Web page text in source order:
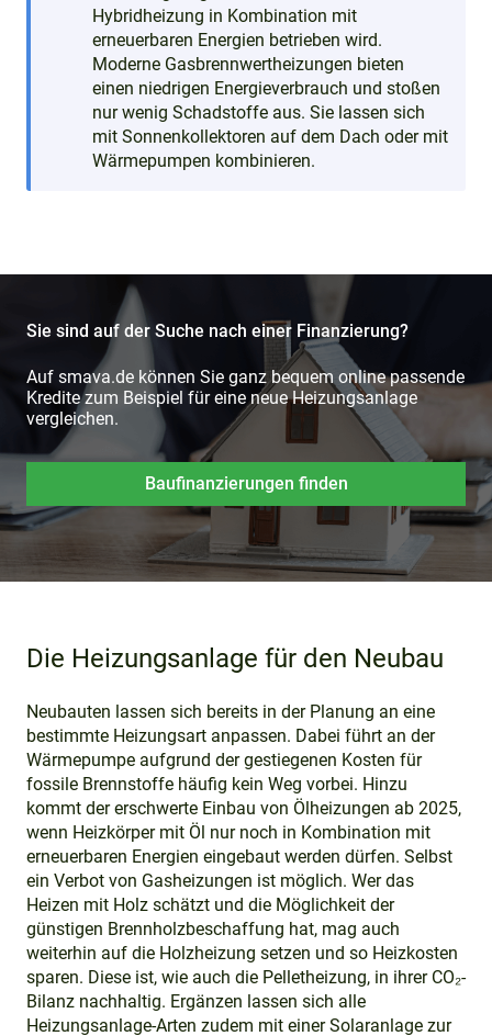
Hybridheizung in Kombination mit
erneuerbaren Energien betrieben wird.
Moderne Gasbrennwertheizungen bieten
einen niedrigen Energieverbrauch und stoßen
nur wenig Schadstoffe aus. Sie lassen sich
mit Sonnenkollektoren auf dem Dach oder mit
Wärmepumpen kombinieren.
Sie sind auf der Suche nach einer Finanzierung?
Auf smava.de können Sie ganz bequem online passende
Kredite zum Beispiel für eine neue Heizungsanlage
vergleichen.
Baufinanzierungen finden
Die Heizungsanlage für den Neubau
Neubauten lassen sich bereits in der Planung an eine
bestimmte Heizungsart anpassen. Dabei führt an der
Wärmepumpe aufgrund der gestiegenen Kosten für
fossile Brennstoffe häufig kein Weg vorbei. Hinzu
kommt der erschwerte Einbau von Ölheizungen ab 2025,
wenn Heizkörper mit Öl nur noch in Kombination mit
erneuerbaren Energien eingebaut werden dürfen. Selbst
ein Verbot von Gasheizungen ist möglich. Wer das
Heizen mit Holz schätzt und die Möglichkeit der
günstigen Brennholzbeschaffung hat, mag auch
weiterhin auf die Holzheizung setzen und so Heizkosten
sparen. Diese ist, wie auch die Pelletheizung, in ihrer CO₂-
Bilanz nachhaltig. Ergänzen lassen sich alle
Heizungsanlage-Arten zudem mit einer Solaranlage zur